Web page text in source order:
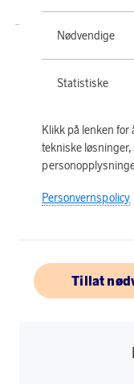
Nødvendige
Statistiske
Klikk på lenken
tekniske
Personvernspolicy
Tillat